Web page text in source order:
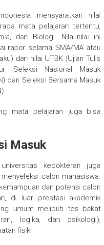
mensyaratkan nilai
mata pelajaran tertentu,
dan Biologi. Nilai-nilai ini
rapor selama SMA/MA atau
dan nilai UTBK (Ujian Tulis
Seleksi Nasional Masuk
dan Seleksi Bersama Masuk
mata pelajaran juga bisa
Masuk
kedokteran juga
calon mahasiswa.
dan potensi calon
di luar prestasi akademik
umum meliputi tes bakat
logika, dan psikologi),
fisik.